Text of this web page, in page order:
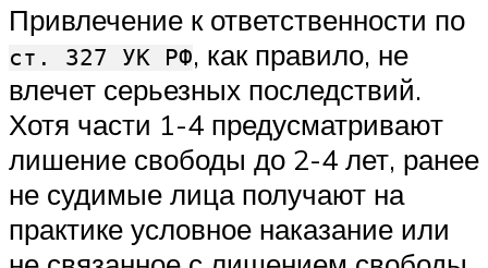
Привлечение к ответственности по
ст. 327 УК РФ, как правило, не
влечет серьезных последствий.
Хотя части 1-4 предусматривают
лишение свободы до 2-4 лет, ранее
не судимые лица получают на
практике условное наказание или